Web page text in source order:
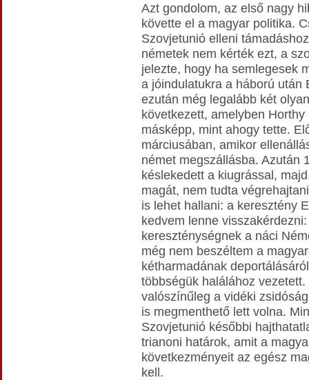
Azt gondolom, az első nagy
követte el a magyar politika.
Szovjetunió elleni
németek nem kérték ezt, a
jelezte, hogy ha semlegesek
a jóindulatukra a háború után
ezután még legalább két
következett, amelyben
másképp, mint ahogy tette.
márciusában, amikor
német megszállásba. Azután
késlekedett a kiugrással,
magát, nem tudta
is lehet hallani: a keresztény
kedvem lenne
kereszténységnek a náci
még nem beszéltem a
kétharmadának
többségük halálához
valószínűleg a vidéki
is megmenthető lett volna.
Szovjetunió későbbi
trianoni határok, amit a
következményeit az egész
kell.